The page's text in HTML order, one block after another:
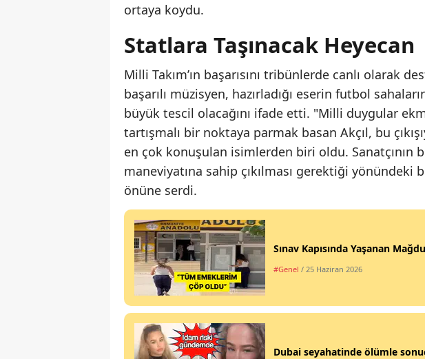
ortaya koydu.
Statlara Taşınacak Heyecan
Milli Takım’ın başarısını tribünlerde canlı olarak
başarılı müzisyen, hazırladığı eserin futbol
büyük tescil olacağını ifade etti. "Milli duygular
tartışmalı bir noktaya parmak basan Akçıl, bu
en çok konuşulan isimlerden biri oldu. Sanatçının
maneviyatına sahip çıkılması gerektiği
önüne serdi.
Sınav Kapısında Yaşanan
#Genel / 25 Haziran 2026
Dubai seyahatinde ölümle